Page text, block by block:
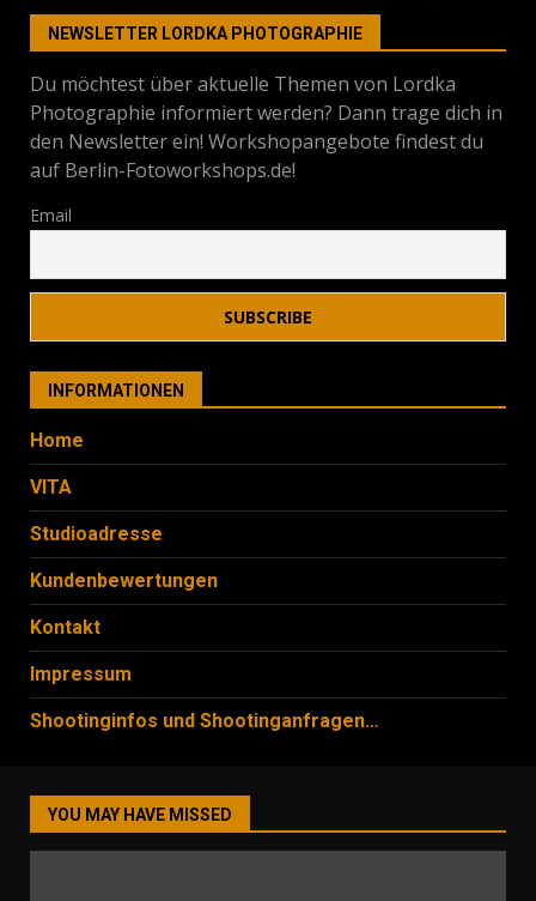
NEWSLETTER LORDKA PHOTOGRAPHIE
Du möchtest über aktuelle Themen von Lordka
Photographie informiert werden? Dann trage dich in
den Newsletter ein! Workshopangebote findest du
auf Berlin-Fotoworkshops.de!
Email
INFORMATIONEN
Home
VITA
Studioadresse
Kundenbewertungen
Kontakt
Impressum
Shootinginfos und Shootinganfragen…
YOU MAY HAVE MISSED